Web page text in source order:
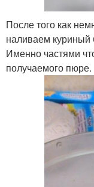
После того как
наливаем куриный
Именно частями
получаемого пюре.